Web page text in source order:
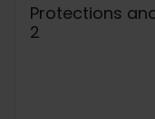
Protections
2